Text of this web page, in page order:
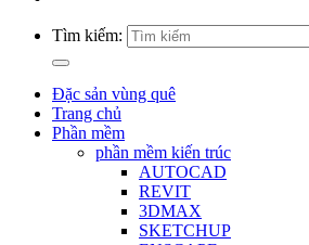
Tìm kiếm:
Đặc sản vùng quê
Trang chủ
Phần mềm
phần mềm kiến trúc
AUTOCAD
REVIT
3DMAX
SKETCHUP